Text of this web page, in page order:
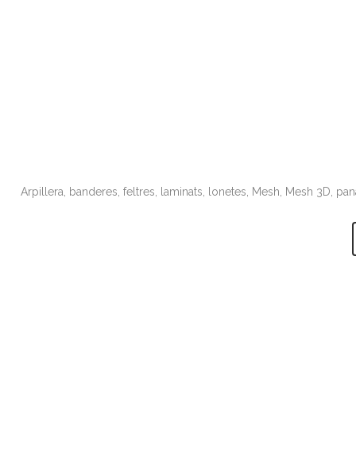
Arpillera, banderes, feltres, laminats, lonetes, Mesh, Mesh 3D,